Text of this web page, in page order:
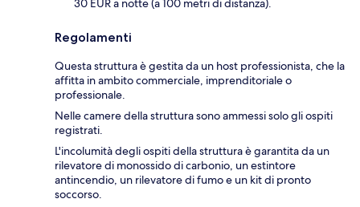
30 EUR a notte (a 100 metri di distanza).
Regolamenti
Questa struttura è gestita da un host professionista, che la
affitta in ambito commerciale, imprenditoriale o
professionale.
Nelle camere della struttura sono ammessi solo gli ospiti
registrati.
L'incolumità degli ospiti della struttura è garantita da un
rilevatore di monossido di carbonio, un estintore
antincendio, un rilevatore di fumo e un kit di pronto
soccorso.